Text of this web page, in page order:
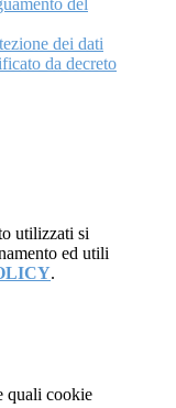
del
dei dati
da decreto
utilizzati si
ed utili
.
quali cookie